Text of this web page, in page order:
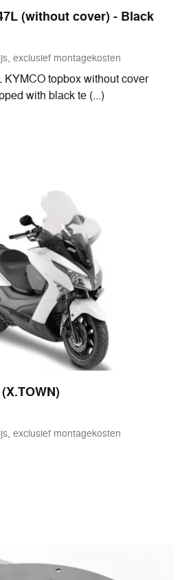
(without cover) - Black
exclusief montagekosten
KYMCO topbox without cover
with black te (...)
exclusief montagekosten